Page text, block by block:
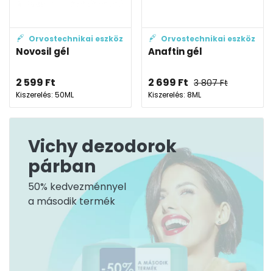
Orvostechnikai eszköz
Novosil gél
2 599 Ft
Kiszerelés: 50ML
Orvostechnikai eszköz
Anaftin gél
2 699 Ft 3 807Ft
Kiszerelés: 8ML
Vichy dezodorok
párban
50% kedvezménnyel
a második termék